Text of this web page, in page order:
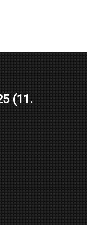
(11.